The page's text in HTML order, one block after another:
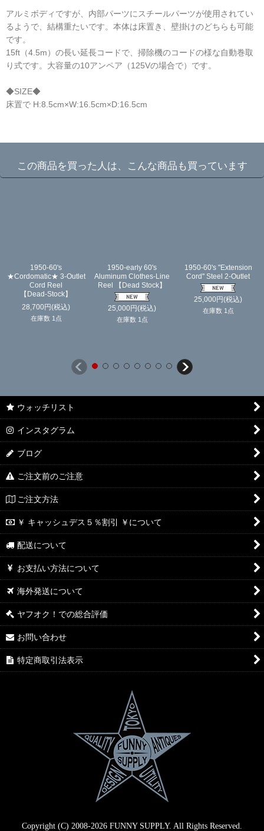
アルミボディですが、内部パーツにスチールパーツが使用されてい
るようで、結構重たいです。本体は床置き、壁掛けのどちらも可能
です。
15ft（4.5m）の長い延長コードで、掃除機のコードの様な自動巻取
り式です。大容量の10アンペア（125Vの場合で）です。
◆SIZE◆
床置で H:8.5cm×W:16.5cm×D:16.5cm
この商品を買った人は、こんな商品も買っています
1950-60's
★Cordomatic★ 3-Outlet
Cord Reel
【Dead-Stock】
28,700円(税込)
在庫数 1点
1950-early 60's
Aluminum Clothes-Line
Reel 【Dead Stock】
25,000円(税込)
在庫数 1点
1950-60's "Extension
Cord" Steel 2-Outlet
25,000円(税込)
在庫数 1点
ウォッチリスト
インスタグラム
ブログ
ご注文前のご注意
ご注文方法
￥ キャッシュデス５％割引 ￥について
配送について
お支払い方法について
海外発送について
ヤフオク！での総合評価
お問い合わせ
特定商取引法表示
Copyright (C) 2008-2026 FUNNY SUPPLY. All Rights Reserved.